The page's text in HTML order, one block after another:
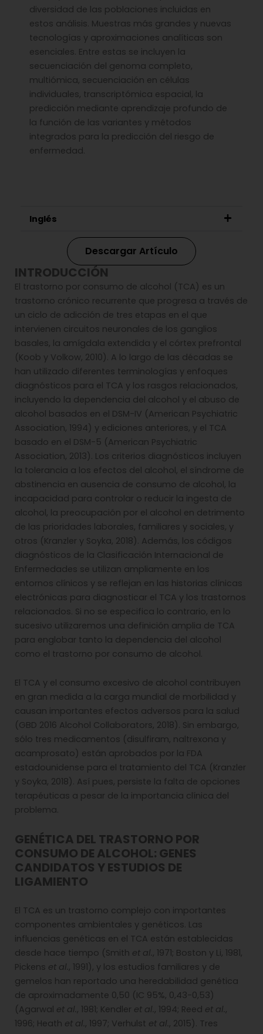
diversidad de las poblaciones incluidas en
estos análisis. Muestras más grandes y nuevas
tecnologías y aproximaciones analíticas son
esenciales. Entre estas se incluyen la
secuenciación del genoma completo,
multiómica, secuenciación en células
individuales, transcriptómica espacial, la
predicción mediante aprendizaje profundo de
la función de las variantes y métodos
integrados para la predicción del riesgo de
enfermedad.
Inglés
Descargar Artículo
INTRODUCCIÓN
El trastorno por consumo de alcohol (TCA) es un
trastorno crónico recurrente que progresa a través de
un ciclo de adicción de tres etapas en el que
intervienen circuitos neuronales de los ganglios
basales, la amígdala extendida y el córtex prefrontal
(Koob y Volkow, 2010). A lo largo de las décadas se
han utilizado diferentes terminologías y enfoques
diagnósticos para el TCA y los rasgos relacionados,
incluyendo la dependencia del alcohol y el abuso de
alcohol basados en el DSM-IV (American Psychiatric
Association, 1994) y ediciones anteriores, y el TCA
basado en el DSM-5 (American Psychiatric
Association, 2013). Los criterios diagnósticos incluyen
la tolerancia a los efectos del alcohol, el síndrome de
abstinencia en ausencia de consumo de alcohol, la
incapacidad para controlar o reducir la ingesta de
alcohol, la preocupación por el alcohol en detrimento
de las prioridades laborales, familiares y sociales, y
otros (Kranzler y Soyka, 2018). Además, los códigos
diagnósticos de la Clasificación Internacional de
Enfermedades se utilizan ampliamente en los
entornos clínicos y se reflejan en las historias clínicas
electrónicas para diagnosticar el TCA y los trastornos
relacionados. Si no se especifica lo contrario, en lo
sucesivo utilizaremos una definición amplia de TCA
para englobar tanto la dependencia del alcohol
como el trastorno por consumo de alcohol.
El TCA y el consumo excesivo de alcohol contribuyen
en gran medida a la carga mundial de morbilidad y
causan importantes efectos adversos para la salud
(GBD 2016 Alcohol Collaborators, 2018). Sin embargo,
sólo tres medicamentos (disulfiram, naltrexona y
acamprosato) están aprobados por la FDA
estadounidense para el tratamiento del TCA (Kranzler
y Soyka, 2018). Así pues, persiste la falta de opciones
terapéuticas a pesar de la importancia clínica del
problema.
GENÉTICA DEL TRASTORNO POR
CONSUMO DE ALCOHOL: GENES
CANDIDATOS Y ESTUDIOS DE
LIGAMIENTO
El TCA es un trastorno complejo con importantes
componentes ambientales y genéticos. Las
influencias genéticas en el TCA están establecidas
desde hace tiempo (Smith et al. , 1971; Boston y Li, 1981,
Pickens et al. , 1991), y los estudios familiares y de
gemelos han reportado una heredabilidad genética
de aproximadamente 0,50 (IC 95%, 0,43-0,53)
(Agarwal et al. , 1981; Kendler et al. , 1994; Reed et al. ,
1996; Heath et al. , 1997; Verhulst et al. , 2015). Tres